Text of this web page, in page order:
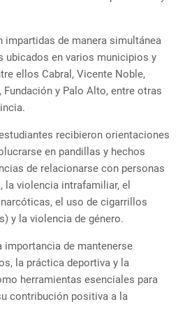
impartidas de manera simultánea
ubicados en varios municipios y
ellos Cabral, Vicente Noble,
Fundación y Palo Alto, entre otras
recibieron orientaciones
en pandillas y hechos
de relacionarse con personas
la violencia intrafamiliar, el
el uso de cigarrillos
y la violencia de género.
de mantenerse
la práctica deportiva y la
herramientas esenciales para
contribución positiva a la